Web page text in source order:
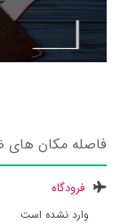
فاصله مکان های
فرودگاه
وارد نشده است